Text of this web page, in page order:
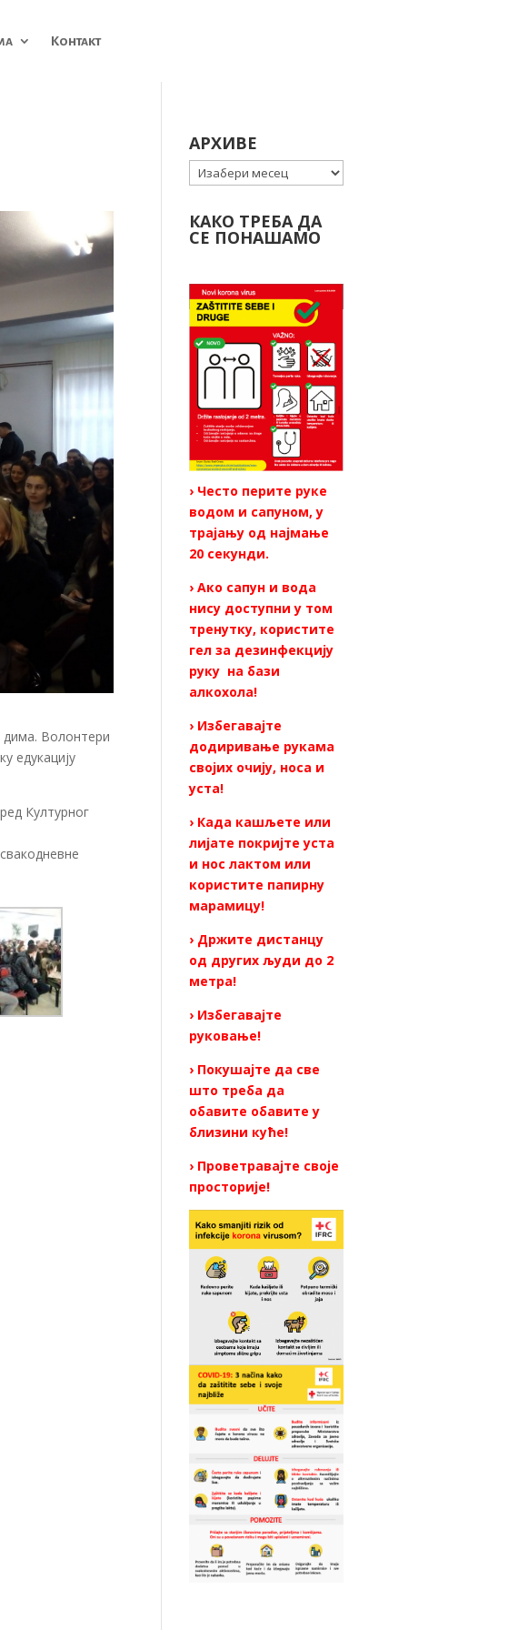
Контакт
дима. Волонтери
едукацију
Културног
АРХИВЕ
Архиве
КАКО ТРЕБА ДА
СЕ ПОНАШАМО
› Често перите руке
водом и сапуном, у
трајању од најмање
20 секунди.
› Ако сапун и вода
нису доступни у том
тренутку, користите
гел за дезинфекцију
руку на бази
алкохола!
› Избегавајте
додиривање рукама
својих очију, носа и
уста!
› Када кашљете или
лијате покријте уста
и нос лактом или
користите папирну
марамицу!
› Држите дистанцу
од других људи до 2
метра!
› Избегавајте
руковање!
› Покушајте да све
што треба да
обавите обавите у
близини куће!
› Проветравајте своје
просторије!